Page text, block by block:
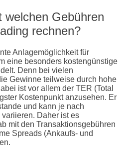
welchen Gebühren
rechnen?
Anlagemöglichkeit für
eine besonders kostengünstige
Denn bei vielen
Gewinne teilweise durch hohe
ist vor allem der TER (Total
Kostenpunkt anzusehen. Er
und kann je nach
Daher ist es
mit den Transaktionsgebühren
Spreads (Ankaufs- und